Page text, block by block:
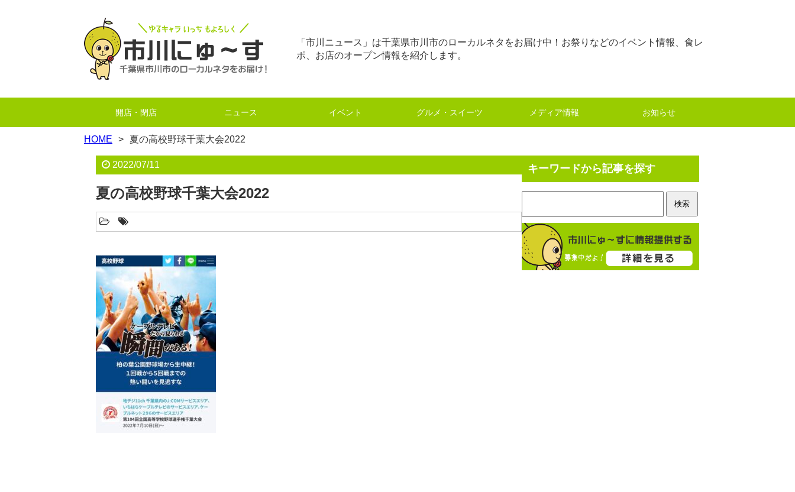
「市川ニュース」は千葉県市川市のローカルネタをお届け中！お祭りなどのイベント情報、食レ
ポ、お店のオープン情報を紹介します。
開店・閉店 ニュース イベント グルメ・スイーツ メディア情報 お知らせ
HOME 夏の高校野球千葉大会2022
2022/07/11
夏の高校野球千葉大会2022
キーワードから記事を探す